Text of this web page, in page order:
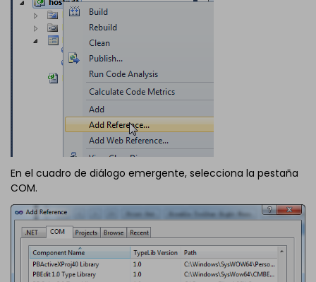
En el cuadro de diálogo emergente, selecciona la pestaña
COM.